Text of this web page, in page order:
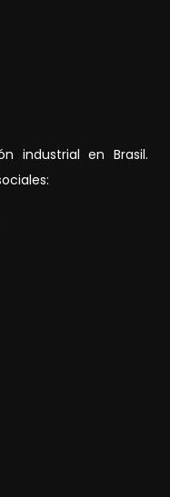
industrial en Brasil.